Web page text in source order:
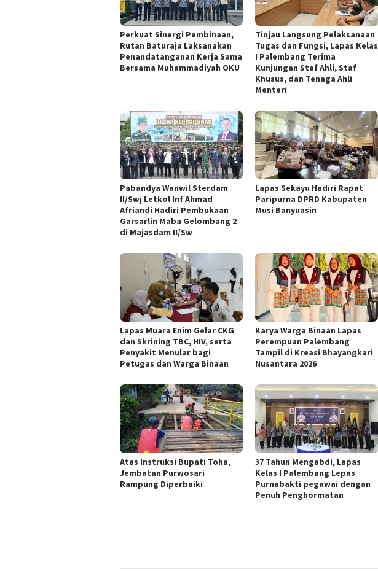
Perkuat Sinergi Pembinaan,
Rutan Baturaja Laksanakan
Penandatanganan Kerja Sama
Bersama Muhammadiyah OKU
Tinjau Langsung Pelaksanaan
Tugas dan Fungsi, Lapas Kelas
I Palembang Terima
Kunjungan Staf Ahli, Staf
Khusus, dan Tenaga Ahli
Menteri
Pabandya Wanwil Sterdam
II/Swj Letkol Inf Ahmad
Afriandi Hadiri Pembukaan
Garsarlin Maba Gelombang 2
di Majasdam II/Sw
Lapas Sekayu Hadiri Rapat
Paripurna DPRD Kabupaten
Musi Banyuasin
Lapas Muara Enim Gelar CKG
dan Skrining TBC, HIV, serta
Penyakit Menular bagi
Petugas dan Warga Binaan
Karya Warga Binaan Lapas
Perempuan Palembang
Tampil di Kreasi Bhayangkari
Nusantara 2026
Atas Instruksi Bupati Toha,
Jembatan Purwosari
Rampung Diperbaiki
37 Tahun Mengabdi, Lapas
Kelas I Palembang Lepas
Purnabakti pegawai dengan
Penuh Penghormatan